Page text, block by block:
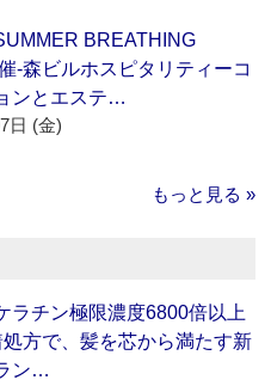
BREATHING
‐森ビルホスピタリティーコ
ンとエステ…
日 (金)
もっと見る »
ラチン極限濃度6800倍以上
方で、髪を芯から満たす新
ン…